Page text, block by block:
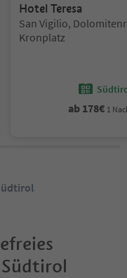
Hotel Teresa
Standort:
San Vigilio,
Kronplatz
ab 178€ 1